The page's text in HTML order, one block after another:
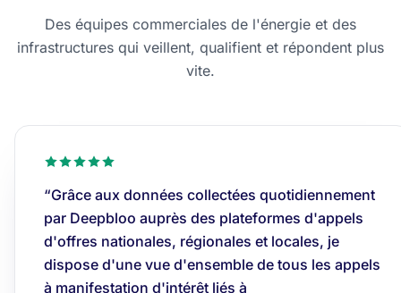
Des équipes commerciales de l'énergie et des
infrastructures qui veillent, qualifient et répondent plus
vite.
“Grâce aux données collectées quotidiennement
par Deepbloo auprès des plateformes d'appels
d'offres nationales, régionales et locales, je
dispose d'une vue d'ensemble de tous les appels
à manifestation d'intérêt liés à